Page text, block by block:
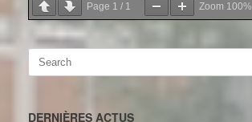
Page 1 / 1 Zoom 100%
Search
DERNIÈRES ACTUS